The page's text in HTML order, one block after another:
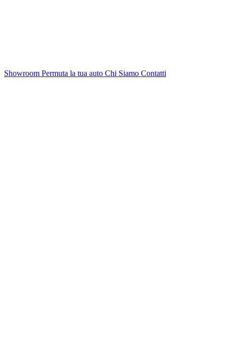
Showroom Permuta la tua auto Chi Siamo Contatti